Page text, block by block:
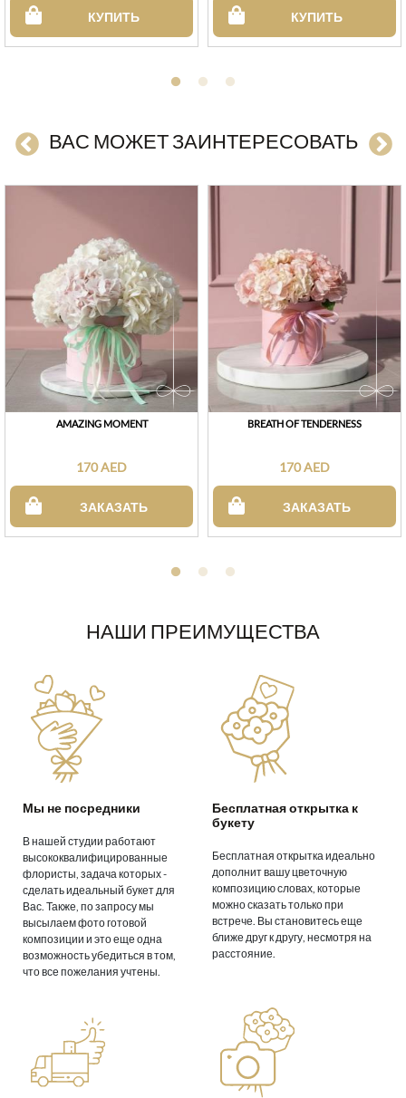
КУПИТЬ КУПИТЬ
ВАС МОЖЕТ ЗАИНТЕРЕСОВАТЬ
AMAZING MOMENT
170 AED
ЗАКАЗАТЬ
BREATH OF TENDERNESS
170 AED
ЗАКАЗАТЬ
НАШИ ПРЕИМУЩЕСТВА
Мы не посредники
В нашей студии работают
высококвалифицированные
флористы, задача которых -
сделать идеальный букет для
Вас. Также, по запросу мы
высылаем фото готовой
композиции и это еще одна
возможность убедиться в том,
что все пожелания учтены.
Бесплатная открытка к
букету
Бесплатная открытка идеально
дополнит вашу цветочную
композицию словах, которые
можно сказать только при
встрече. Вы становитесь еще
ближе друг к другу, несмотря на
расстояние.